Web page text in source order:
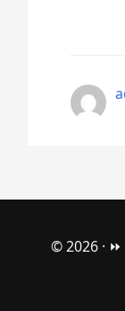
© 2026 ·